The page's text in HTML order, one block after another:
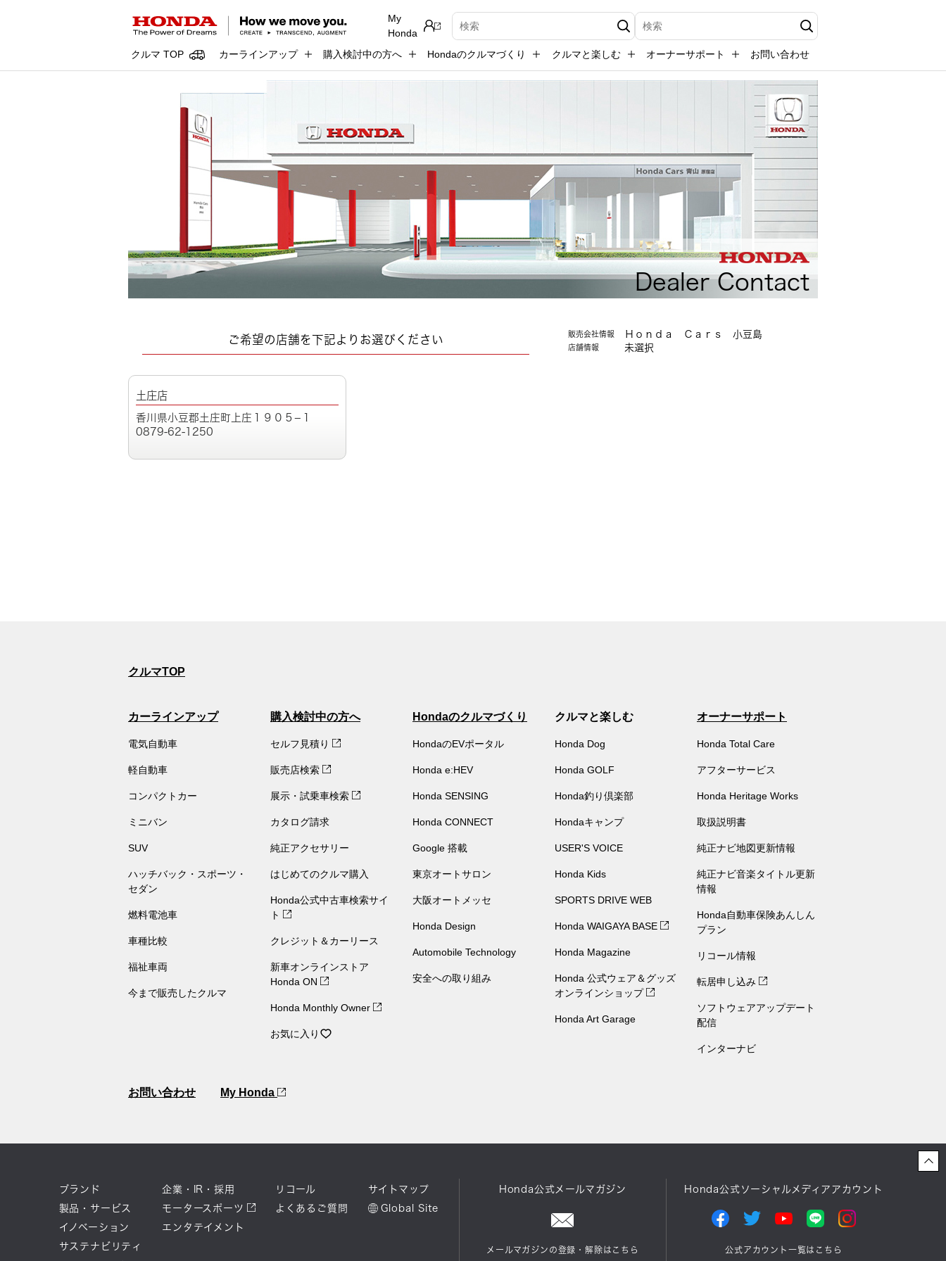
My
Honda
検索キーワード入力 検索キーワード入力
クルマ TOP カーラインアップ 購入検討中の方へ Hondaのクルマづくり クルマと楽しむ オーナーサポート お問い合わせ
Dealer Contact
販売会社情報 Ｈｏｎｄａ Ｃａｒｓ 小豆島
店舗情報 未選択
ご希望の店舗を下記よりお選びください
土庄店
香川県小豆郡土庄町上庄１９０５−１
0879-62-1250
クルマTOP
カーラインアップ
電気自動車
軽自動車
コンパクトカー
ミニバン
SUV
ハッチバック・スポーツ・
セダン
燃料電池車
車種比較
福祉車両
今まで販売したクルマ
購入検討中の方へ
セルフ見積り
販売店検索
展示・試乗車検索
カタログ請求
純正アクセサリー
はじめてのクルマ購入
Honda公式中古車検索サイ
ト
クレジット＆カーリース
新車オンラインストア
Honda ON
Honda Monthly Owner
お気に入り
Hondaのクルマづくり
HondaのEVポータル
Honda e:HEV
Honda SENSING
Honda CONNECT
Google 搭載
東京オートサロン
大阪オートメッセ
Honda Design
Automobile Technology
安全への取り組み
クルマと楽しむ
Honda Dog
Honda GOLF
Honda釣り倶楽部
Hondaキャンプ
USER'S VOICE
Honda Kids
SPORTS DRIVE WEB
Honda WAIGAYA BASE
Honda Magazine
Honda 公式ウェア＆グッズ
オンラインショップ
Honda Art Garage
オーナーサポート
Honda Total Care
アフターサービス
Honda Heritage Works
取扱説明書
純正ナビ地図更新情報
純正ナビ音楽タイトル更新
情報
Honda自動車保険あんしん
プラン
リコール情報
転居申し込み
ソフトウェアアップデート
配信
インターナビ
お問い合わせ My Honda
ブランド
製品・サービス
イノベーション
サステナビリティ
企業・IR・採用
モータースポーツ
エンタテイメント
リコール
よくあるご質問
サイトマップ
Global Site
Honda公式メールマガジン
メールマガジンの登録・解除はこちら
Honda公式ソーシャルメディアアカウント
公式アカウント一覧はこちら